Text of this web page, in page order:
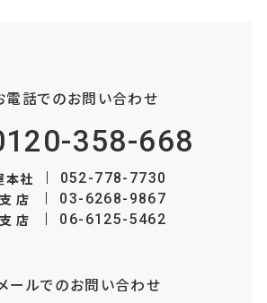
電話でのお問い合わせ
358-668
本社 052-778-7730
店 03-6268-9867
店 06-6125-5462
ールでのお問い合わせ